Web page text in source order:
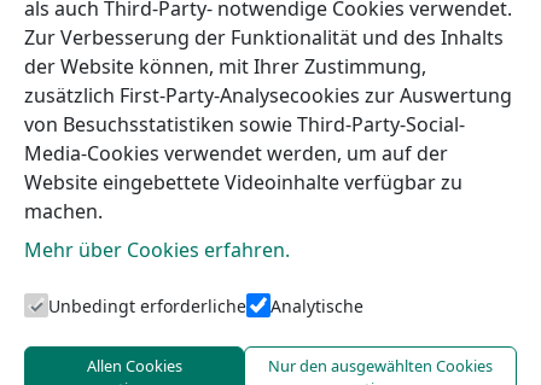
←Pension „Pilava“ Ferienhaus „Liepziedi“ →
Touristeninformation von Talsi
als auch Third-Party- notwendige Cookies verwendet.
Zur Verbesserung der Funktionalität und des Inhalts
der Website können, mit Ihrer Zustimmung,
zusätzlich First-Party-Analysecookies zur Auswertung
von Besuchsstatistiken sowie Third-Party-Social-
Media-Cookies verwendet werden, um auf der
Website eingebettete Videoinhalte verfügbar zu
machen.
Mehr über Cookies erfahren.
Unbedingt erforderliche Analytische
Allen Cookies
Nur den ausgewählten Cookies